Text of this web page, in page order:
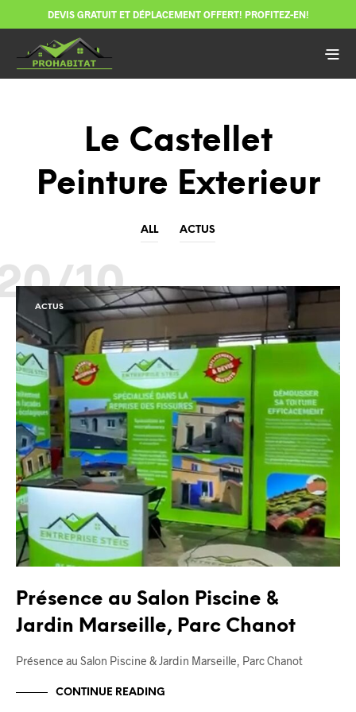
DEVIS GRATUIT ET DÉPLACEMENT OFFERT! PROFITEZ-EN!
Le Castellet
Peinture Exterieur
ALL ACTUS
10
ACTUS
Présence au Salon Piscine &
Jardin Marseille, Parc Chanot
Présence au Salon Piscine & Jardin Marseille, Parc Chanot
CONTINUE READING